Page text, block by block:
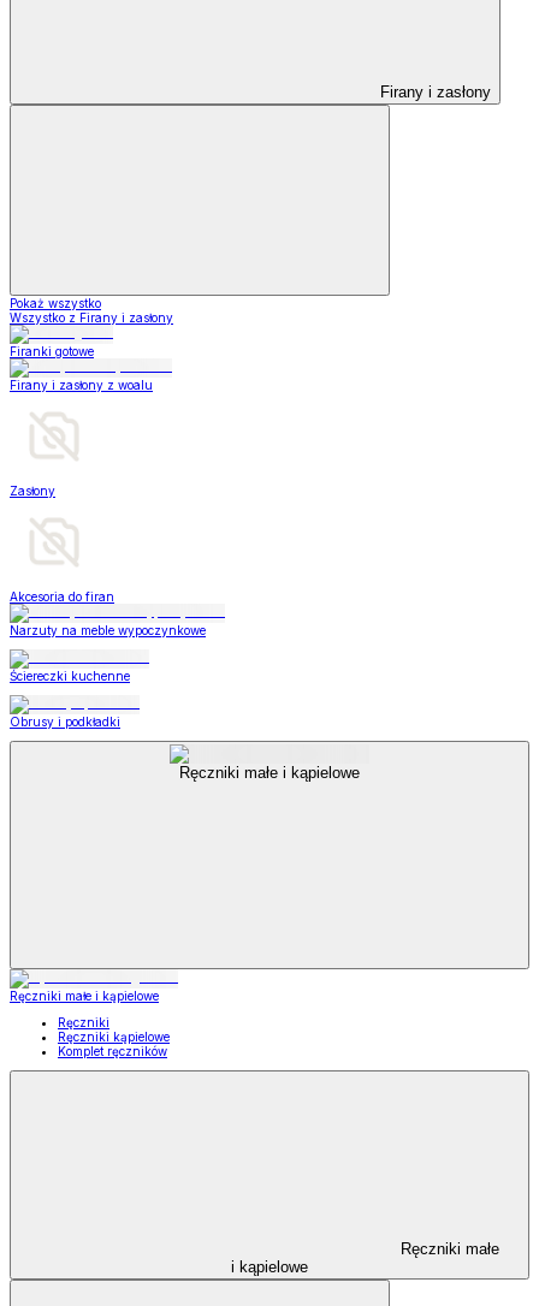
Firany i zasłony
Pokaż wszystko
Wszystko z Firany i zasłony
Firanki gotowe
Firany i zasłony z woalu
Zasłony
Akcesoria do firan
Narzuty na meble wypoczynkowe
Ściereczki kuchenne
Obrusy i podkładki
Ręczniki małe i kąpielowe
Ręczniki małe i kąpielowe
Ręczniki
Ręczniki kąpielowe
Komplet ręczników
Ręczniki małe
i kąpielowe